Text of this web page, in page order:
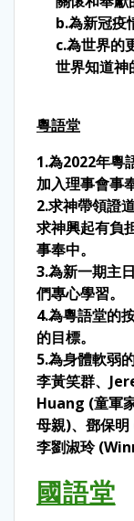
b.為新冠疫
c.為世界的
世界知道神
粵語堂
1.為2022年粵
加入理事會事
2.求神帶領證
求神興起有負
事奉中。
3.為新一期主
們專心學習。
4.為粵語堂的
的目標。
5.為身體軟弱
李黃笑群、
Huang (童軍
母親)、鄧保明
李劉淑玲
國語堂